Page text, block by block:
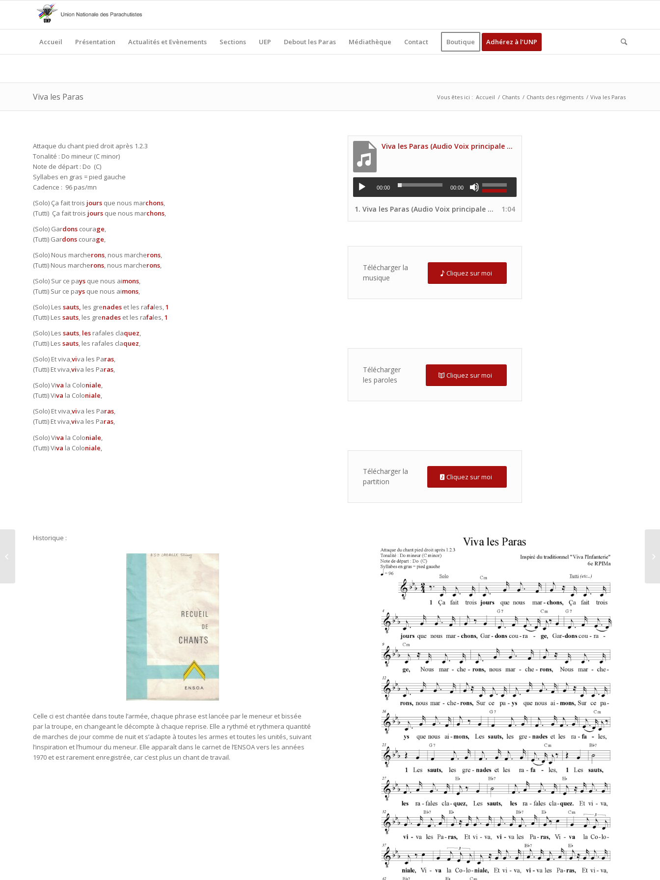
Accueil Présentation Actualités et Evènements Sections UEP Debout les Paras Médiathèque Contact Boutique Adhérez à l’UNP
Viva les Paras Vous êtes ici : Accueil / Chants / Chants des régiments / Viva les Paras
Attaque du chant pied droit après 1.2.3
Tonalité : Do mineur (C minor)
Note de départ : Do (C)
Syllabes en gras = pied gauche
Cadence : 96 pas/mn
(Solo) Ça fait trois jours que nous marchons,
(Tutti) Ça fait trois jours que nous marchons,
(Solo) Gardons courage,
(Tutti) Gardons courage,
(Solo) Nous marcherons, nous marcherons,
(Tutti) Nous marcherons, nous marcherons,
(Solo) Sur ce pays que nous aimons,
(Tutti) Sur ce pays que nous aimons,
(Solo) Les sauts, les grenades et les rafales,1
(Tutti) Les sauts, les grenades et les rafales,1
(Solo) Les sauts, les rafales claquez,
(Tutti) Les sauts, les rafales claquez,
(Solo) Et viva,viva les Paras,
(Tutti) Et viva,viva les Paras,
(Solo) Viva la Coloniale,
(Tutti) Viva la Coloniale,
(Solo) Et viva,viva les Paras,
(Tutti) Et viva,viva les Paras,
(Solo) Viva la Coloniale
(Tutti) Viva la Coloniale
Viva les Paras (Audio Voix principale Site UNP)
00:00 00:00
1.Viva les Paras (Audio Voix principale Site UNP) 1:04
Télécharger la
musique
Cliquez sur moi
Télécharger
les paroles
Cliquez sur moi
Télécharger la
partition
Cliquez sur moi
Historique :
Celle ci est chantée dans toute l’armée, chaque phrase est lancée par le meneur et bissée
par la troupe, en changeant le décompte à chaque reprise. Elle a rythmé et rythmera quantité
de marches de jour comme de nuit et s’adapte à toutes les armes et toutes les unités, suivant
l’inspiration et l’humour du meneur. Elle apparaît dans le carnet de l’ENSOA vers les années
1970 et est rarement enregistrée, car c’est plus un chant de travail.